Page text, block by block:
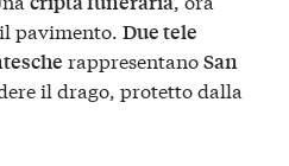
pavimento. Due tele
rappresentanoSan
il drago, protetto dalla